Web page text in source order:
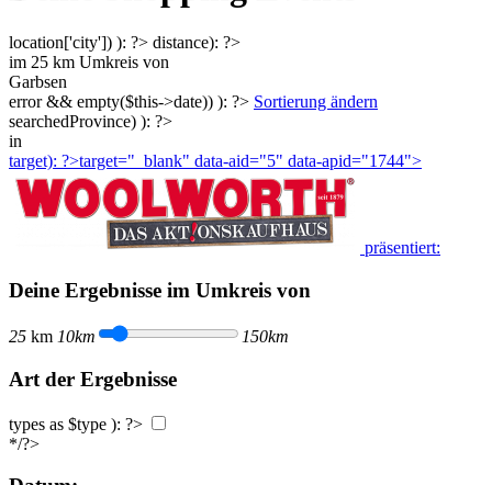
location['city']) ): ?> distance): ?>
im 25 km Umkreis von
Garbsen
error && empty($this->date)) ): ?> Sortierung ändern
searchedProvince) ): ?>
in
target): ?>target="_blank" data-aid="5" data-apid="1744">
präsentiert:
Deine Ergebnisse im Umkreis von
25 km 10km 150km
Art der Ergebnisse
types as $type ): ?>
*/?>